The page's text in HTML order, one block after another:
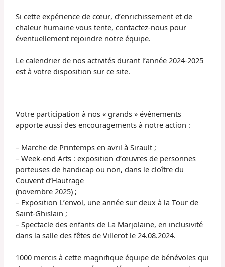
Si cette expérience de cœur, d’enrichissement et de
chaleur humaine vous tente, contactez-nous pour
éventuellement rejoindre notre équipe.
Le calendrier de nos activités durant l’année 2024-2025
est à votre disposition sur ce site.
Votre participation à nos « grands » événements
apporte aussi des encouragements à notre action :
– Marche de Printemps en avril àSirault ;
– Week-end Arts : exposition d’œuvres de personnes
porteuses de handicap ou non, dans le cloître du
Couvent d’Hautrage
(novembre 2025) ;
– Exposition L’envol, une année sur deux à la Tour de
Saint-Ghislain ;
– Spectacle des enfants de La Marjolaine, en inclusivité
dans la salle des fêtes de Villerot le 24.08.2024.
1000 mercis à cette magnifique équipe de bénévoles qui